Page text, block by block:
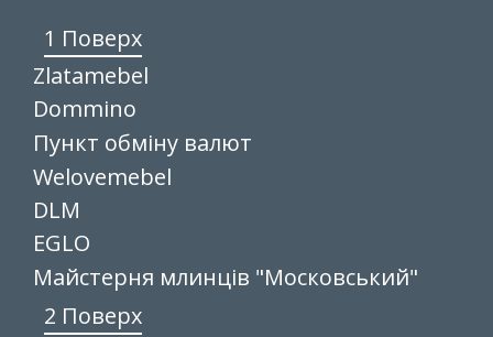
1 Поверх
Zlatamebel
Dommino
Пункт обміну валют
Welovemebel
DLM
EGLO
Майстерня млинців "Московський"
2 Поверх